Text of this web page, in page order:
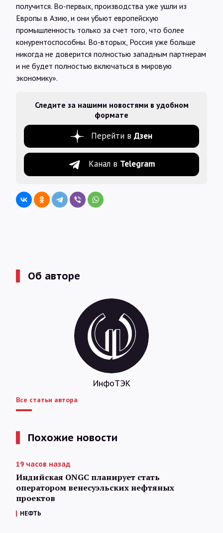
получится. Во-первых, производства уже ушли из
Европы в Азию, и они убьют европейскую
промышленность только за счет того, что более
конурентоспособны. Во-вторых, Россия уже больше
никогда не доверится полностью западным партнерам
и не будет полностью включаться в мировую
экономику».
Следите за нашими новостями в удобном
формате
Перейти в Дзен
Канал в Telegram
Об авторе
ИнфоТЭК
Все статьи автора
Похожие новости
19 часов назад
Индийская ONGC планирует стать
оператором венесуэльских нефтяных
проектов
НЕФТЬ